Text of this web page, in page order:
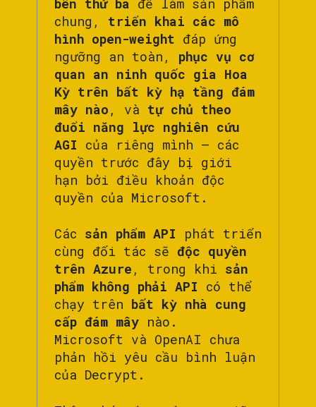
bên thứ ba để làm sản phẩm
chung, triển khai các mô
hình open-weight đáp ứng
ngưỡng an toàn, phục vụ cơ
quan an ninh quốc gia Hoa
Kỳ trên bất kỳ hạ tầng đám
mây nào , và tự chủ theo
đuổi năng lực nghiên cứu
AGI của riêng mình — các
quyền trước đây bị giới
hạn bởi điều khoản độc
quyền của Microsoft.
Các sản phẩm API phát triển
cùng đối tác sẽ độc quyền
trên Azure , trong khi sản
phẩm không phải API có thể
chạy trên bất kỳ nhà cung
cấp đám mây nào.
Microsoft và OpenAI chưa
phản hồi yêu cầu bình luận
của Decrypt.